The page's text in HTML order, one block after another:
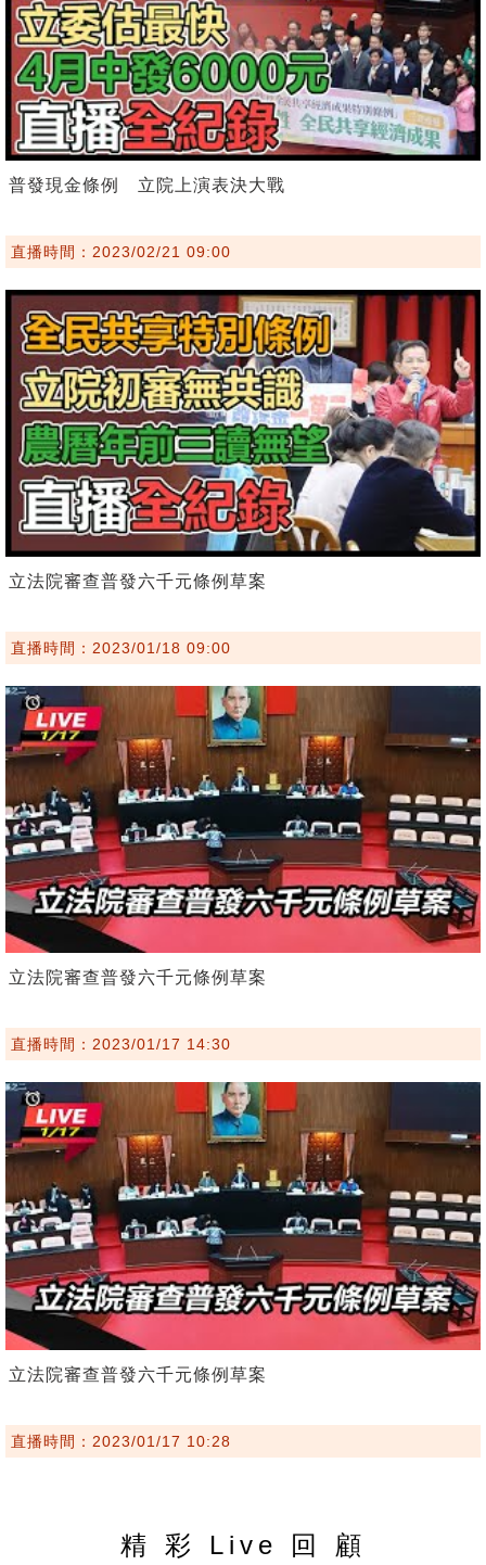
普發現金條例 立院上演表決大戰
直播時間：2023/02/21 09:00
立法院審查普發六千元條例草案
直播時間：2023/01/18 09:00
立法院審查普發六千元條例草案
直播時間：2023/01/17 14:30
立法院審查普發六千元條例草案
直播時間：2023/01/17 10:28
精 彩 Live 回 顧